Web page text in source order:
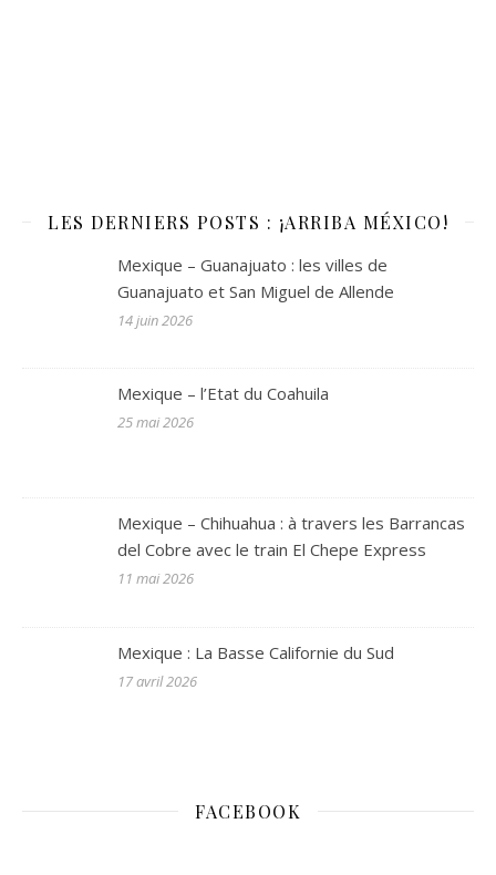
LES DERNIERS POSTS : ¡ARRIBA MÉXICO!
Mexique – Guanajuato : les villes de
Guanajuato et San Miguel de Allende
14 juin 2026
Mexique – l’Etat du Coahuila
25 mai 2026
Mexique – Chihuahua : à travers les Barrancas
del Cobre avec le train El Chepe Express
11 mai 2026
Mexique : La Basse Californie du Sud
17 avril 2026
FACEBOOK